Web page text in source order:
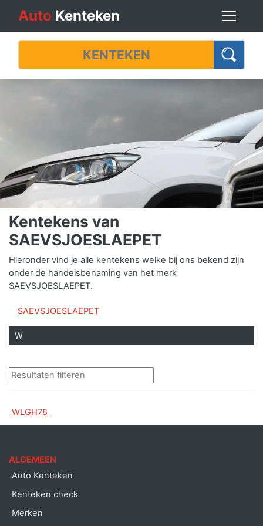
Auto Kenteken
Kentekens van
SAEVSJOESLAEPET
Hieronder vind je alle kentekens welke bij ons bekend zijn
onder de handelsbenaming van het merk
SAEVSJOESLAEPET.
SAEVSJOESLAEPET
W
WLGH78
ALGEMEEN
Auto Kenteken
Kenteken check
Merken